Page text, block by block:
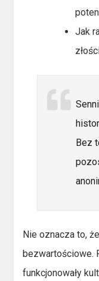
Jak
Bez
Nie oznacza to,
bezwartościowe.
funkcjonowały